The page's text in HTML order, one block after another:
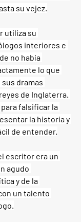
su vejez.
utiliza su
interiores e
no había
lo que
dramas
de Inglaterra.
falsificar la
la historia y
de entender.
escritor era un
agudo
y de la
un talento